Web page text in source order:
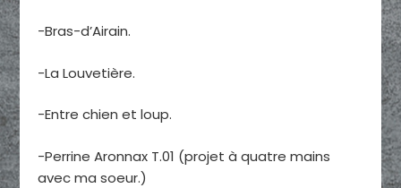
-Bras-d’Airain.
-La Louvetière.
-Entre chien et loup.
-Perrine Aronnax T.01 (projet à quatre mains
avec ma soeur.)